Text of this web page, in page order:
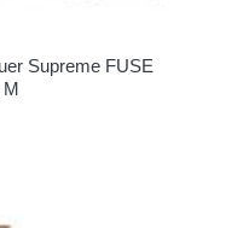
Supreme FUSE
M